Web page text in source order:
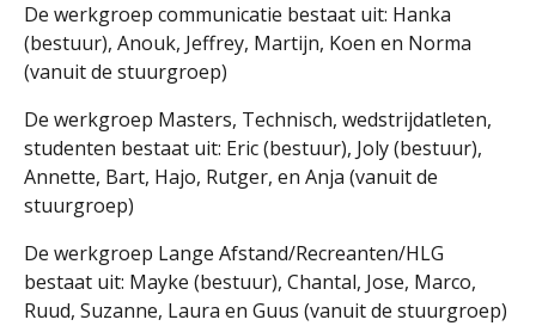
De werkgroep communicatie bestaat uit: Hanka
(bestuur), Anouk, Jeffrey, Martijn, Koen en Norma
(vanuit de stuurgroep)
De werkgroep Masters, Technisch, wedstrijdatleten,
studenten bestaat uit: Eric (bestuur), Joly (bestuur),
Annette, Bart, Hajo, Rutger, en Anja (vanuit de
stuurgroep)
De werkgroep Lange Afstand/Recreanten/HLG
bestaat uit: Mayke (bestuur), Chantal, Jose, Marco,
Ruud, Suzanne, Laura en Guus (vanuit de stuurgroep)